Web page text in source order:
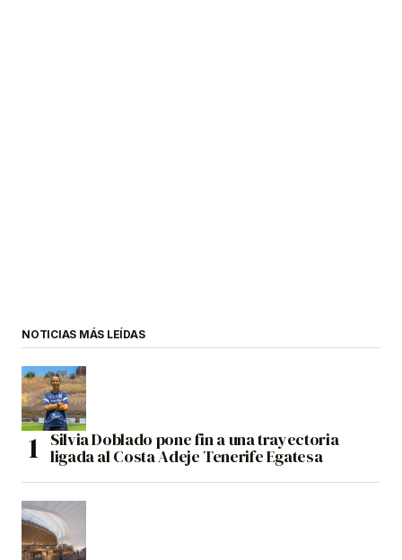
NOTICIAS MÁS LEÍDAS
Silvia Doblado pone fin a una trayectoria
ligada al Costa Adeje Tenerife Egatesa